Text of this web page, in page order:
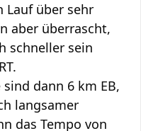
Lauf über sehr
aber überrascht,
schneller sein
dann 6 km EB,
langsamer
das Tempo von